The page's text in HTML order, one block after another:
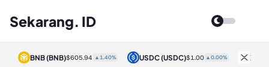
Sekarang. ID
BNB(BNB)$605.94 ▲1.40% USDC(USDC)$1.00 ▲0.00% XRP